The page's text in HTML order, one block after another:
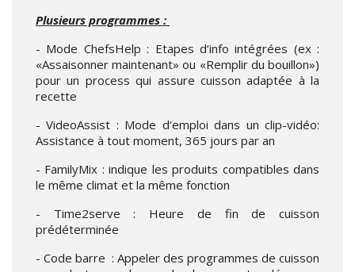
Plusieurs programmes :
- Mode ChefsHelp : Etapes d‘info intégrées (ex :
«Assaisonner maintenant» ou «Remplir du bouillon»)
pour un process qui assure cuisson adaptée à la
recette
- VideoAssist : Mode d‘emploi dans un clip-vidéo:
Assistance à tout moment, 365 jours par an
- FamilyMix : indique les produits compatibles dans
le même climat et la même fonction
- Time2serve : Heure de fin de cuisson
prédéterminée
- Code barre : Appeler des programmes de cuisson